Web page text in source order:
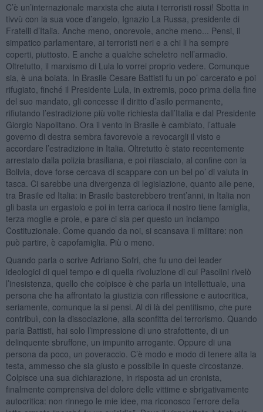
C’è un’internazionale marxista che aiuta i terroristi rossi! Sbotta in
tivvù con la sua voce d’angelo, Ignazio La Russa, presidente di
Fratelli d’Italia. Anche meno, onorevole, anche meno... Pensi, il
simpatico parlamentare, ai terroristi neri e a chi li ha sempre
coperti, piuttosto. E anche a qualche scheletro nell’armadio.
Oltretutto, il marxismo di Lula lo vorrei proprio vedere. Comunque
sia, è una boiata. In Brasile Cesare Battisti fu un po’ carcerato e poi
rifugiato, finché il Presidente Lula, in extremis, poco prima della fine
del suo mandato, gli concesse il diritto d’asilo permanente,
rifiutando l’estradizione più volte richiesta dall’Italia e dal Presidente
Giorgio Napolitano. Ora il vento in Brasile è cambiato, l’attuale
governo di destra sembra favorevole a revocargli il visto e
accordare l’estradizione in Italia. Oltretutto è stato recentemente
arrestato dalla polizia brasiliana, e poi rilasciato, al confine con la
Bolivia, dove forse cercava di scappare con un bel po’ di valuta in
tasca. Ci sarebbe una divergenza di legislazione, quanto alle pene,
tra Brasile ed Italia: in Brasile basterebbero trent’anni, in Italia non
gli basta un ergastolo e poi in terra carioca il nostro tiene famiglia,
terza moglie e prole, e pare ci sia per questo un inciampo
Costituzionale. Come quando da noi, si scansava il militare: non
può partire, è capofamiglia. Più o meno.
Quando parla o scrive Adriano Sofri, che fu uno dei leader
ideologici di quel tempo e di quella rivoluzione di cui Pasolini rivelò
l’inesistenza, quello che colpisce è che parla un intellettuale, una
persona che ha affrontato la giustizia con riflessione e autocritica,
seriamente, comunque la si pensi. Al di là del pentitismo, che pure
contribuì, con la dissociazione, alla sconfitta del terrorismo. Quando
parla Battisti, hai solo l’impressione di uno strafottente, di un
delinquente sbruffone, un impunito arrogante. Oppure di una
persona da poco, un poveraccio. C’è modo e modo di tenere alta la
testa, ammesso che sia giusto e possibile in queste circostanze.
Colpisce una sua dichiarazione, in risposta ad un cronista,
finalmente comprensiva del dolore delle vittime e sbrigativamente
autocritica: non rinnego le mie idee, ma riconosco l’errore della